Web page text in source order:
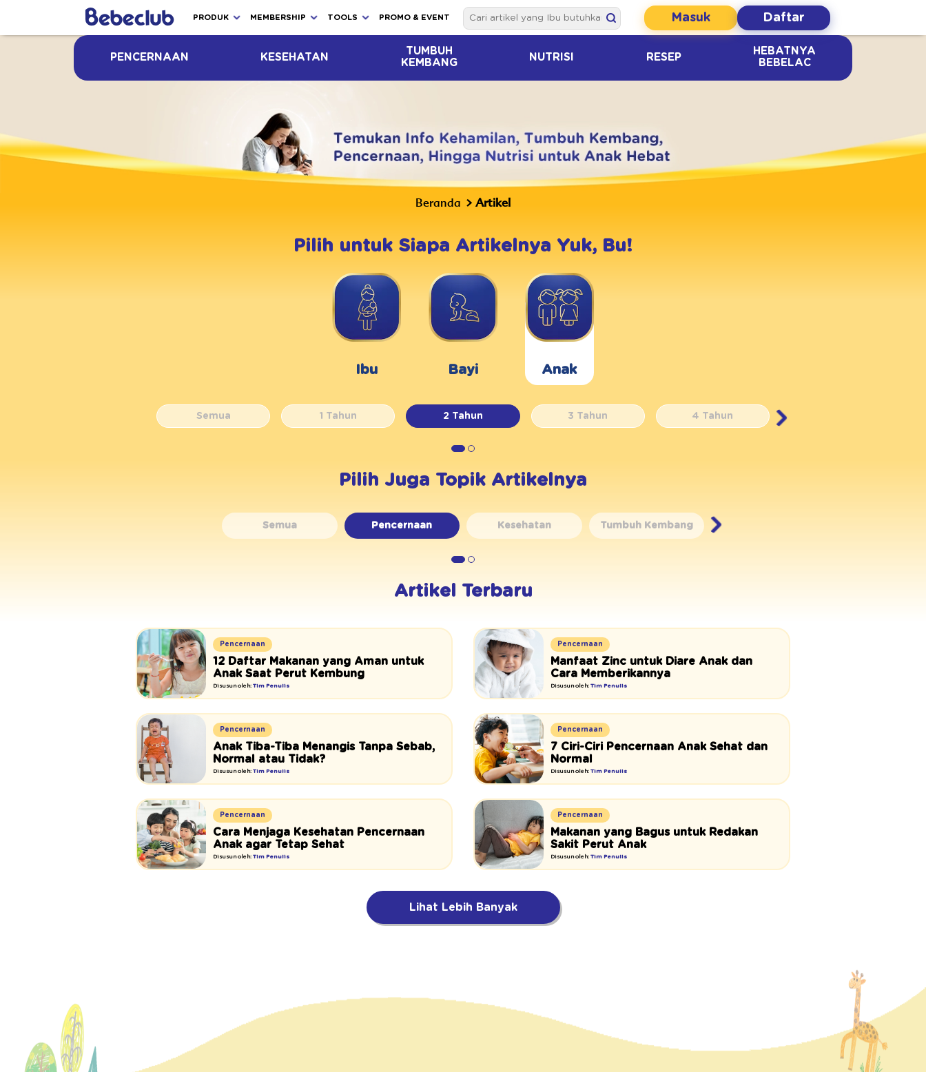
PRODUK MEMBERSHIP TOOLS PROMO & EVENT Masuk Daftar
PENCERNAAN KESEHATAN
TUMBUH
KEMBANG
NUTRISI RESEP
HEBATNYA
BEBELAC
Beranda Artikel
Pilih untuk Siapa Artikelnya Yuk, Bu!
Ibu Bayi Anak
Semua 1 Tahun 2 Tahun 3 Tahun 4 Tahun
Pilih Juga Topik Artikelnya
Semua Pencernaan Kesehatan Tumbuh Kembang
Artikel Terbaru
Pencernaan
12 Daftar Makanan yang Aman untuk
Anak Saat Perut Kembung
Disusun oleh: Tim Penulis
Pencernaan
Manfaat Zinc untuk Diare Anak dan
Cara Memberikannya
Disusun oleh: Tim Penulis
Pencernaan
Anak Tiba-Tiba Menangis Tanpa Sebab,
Normal atau Tidak?
Disusun oleh: Tim Penulis
Pencernaan
7 Ciri-Ciri Pencernaan Anak Sehat dan
Normal
Disusun oleh: Tim Penulis
Pencernaan
Cara Menjaga Kesehatan Pencernaan
Anak agar Tetap Sehat
Disusun oleh: Tim Penulis
Pencernaan
Makanan yang Bagus untuk Redakan
Sakit Perut Anak
Disusun oleh: Tim Penulis
Lihat Lebih Banyak